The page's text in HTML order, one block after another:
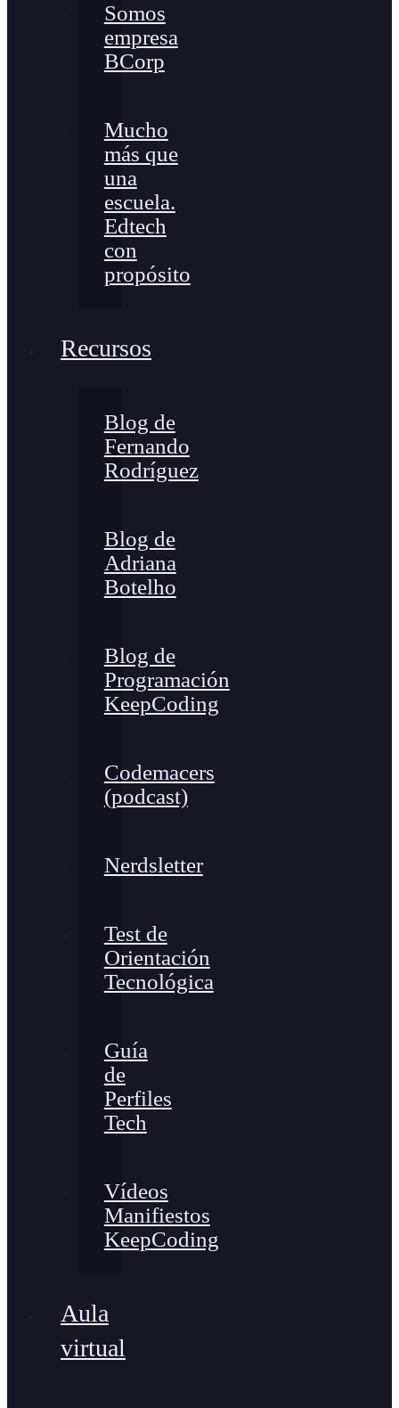
Somos
empresa
BCorp
Mucho
más que
una
escuela.
Edtech
con
propósito
Recursos
Blog de
Fernando
Rodríguez
Blog de
Adriana
Botelho
Blog de
Programación
KeepCoding
Codemacers
(podcast)
Nerdsletter
Test de
Orientación
Tecnológica
Guía
de
Perfiles
Tech
Vídeos
Manifiestos
KeepCoding
Aula
virtual